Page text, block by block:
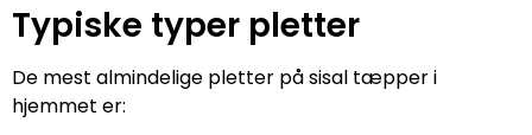
Typiske typer pletter
De mest almindelige pletter på sisal tæpper i
hjemmet er: